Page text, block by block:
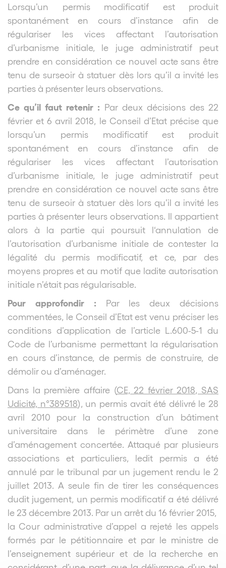
Lorsqu’un permis modificatif est produit
spontanément en cours d’instance afin de
régulariser les vices affectant l’autorisation
d’urbanisme initiale, le juge administratif peut
prendre en considération ce nouvel acte sans être
tenu de surseoir à statuer dès lors qu’il a invité les
parties à présenter leurs observations.
Ce qu’il faut retenir : Par deux décisions des 22
février et 6 avril 2018, le Conseil d’Etat précise que
lorsqu’un permis modificatif est produit
spontanément en cours d’instance afin de
régulariser les vices affectant l’autorisation
d’urbanisme initiale, le juge administratif peut
prendre en considération ce nouvel acte sans être
tenu de surseoir à statuer dès lors qu’il a invité les
parties à présenter leurs observations. Il appartient
alors à la partie qui poursuit l‘annulation de
l’autorisation d’urbanisme initiale de contester la
légalité du permis modificatif, et ce, par des
moyens propres et au motif que ladite autorisation
initiale n’était pas régularisable.
Pour approfondir : Par les deux décisions
commentées, le Conseil d’Etat est venu préciser les
conditions d’application de l’article L.600-5-1 du
Code de l’urbanisme permettant la régularisation
en cours d’instance, de permis de construire, de
démolir ou d’aménager.
Dans la première affaire (CE, 22 février 2018, SAS
Udicité, n°389518), un permis avait été délivré le 28
avril 2010 pour la construction d’un bâtiment
universitaire dans le périmètre d’une zone
d’aménagement concertée. Attaqué par plusieurs
associations et particuliers, ledit permis a été
annulé par le tribunal par un jugement rendu le 2
juillet 2013. A seule fin de tirer les conséquences
dudit jugement, un permis modificatif a été délivré
le 23 décembre 2013. Par un arrêt du 16 février 2015,
la Cour administrative d’appel a rejeté les appels
formés par le pétitionnaire et par le ministre de
l’enseignement supérieur et de la recherche en